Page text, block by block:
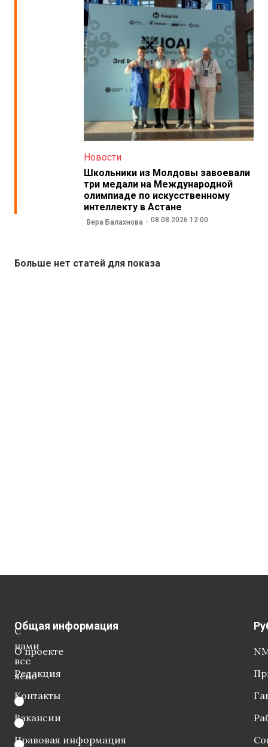
Новости
Школьники из Молдовы завоевали
три медали на Международной
олимпиаде по искусственному
интеллекту в Астане
Вера Балахнова 08.08.2026 12:00
Больше нет статей для показа
С
нами
все
ясно
Общая информация
О проекте
Редакция
Контакты
Вакансии
Правовая информация